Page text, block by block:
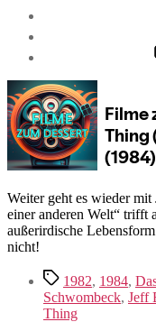
Weiter geht es wieder
einer anderen Welt“ trifft
außerirdische
nicht!
Schlagwörter
1982, 1984,
Schwombeck, Jeff
Thing